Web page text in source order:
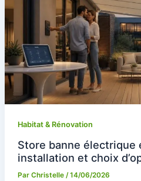
Habitat & Rénovation
Store banne électrique
installation et choix
Par Christelle /14/06/2026